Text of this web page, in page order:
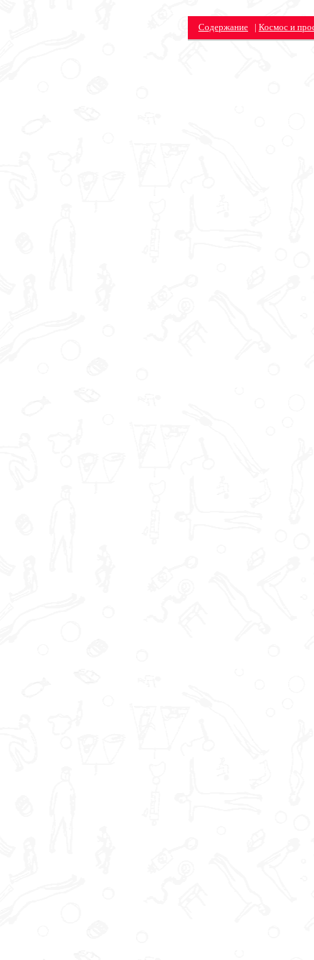
Содержание | Космос и